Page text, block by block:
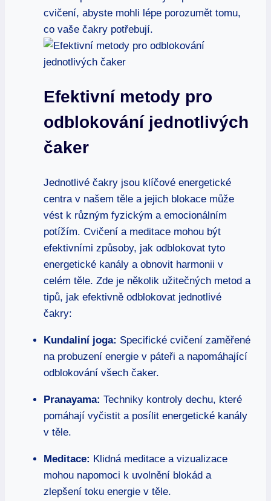
cvičení, abyste mohli lépe porozumět tomu,
co vaše čakry potřebují.
Efektivní metody pro
odblokování jednotlivých
čaker
Jednotlivé čakry jsou klíčové energetické
centra v našem těle a jejich blokace může
vést k různým fyzickým a emocionálním
potížím. Cvičení a meditace mohou být
efektivními způsoby, jak odblokovat tyto
energetické kanály a obnovit harmonii v
celém těle. Zde je několik užitečných metod a
tipů, jak efektivně odblokovat jednotlivé
čakry:
Kundaliní joga: Specifické cvičení zaměřené
na probuzení energie v páteři a napomáhající
odblokování všech čaker.
Pranayama: Techniky kontroly dechu, které
pomáhají vyčistit a posílit energetické kanály
v těle.
Meditace: Klidná meditace a vizualizace
mohou napomoci k uvolnění blokád a
zlepšení toku energie v těle.